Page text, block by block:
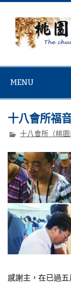
Skip
content
MENU
十八會所福
十八會所（桃園
感謝主，在已過